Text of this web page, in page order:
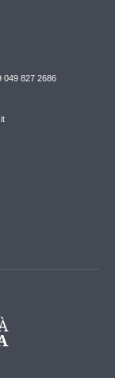
049 827 2686